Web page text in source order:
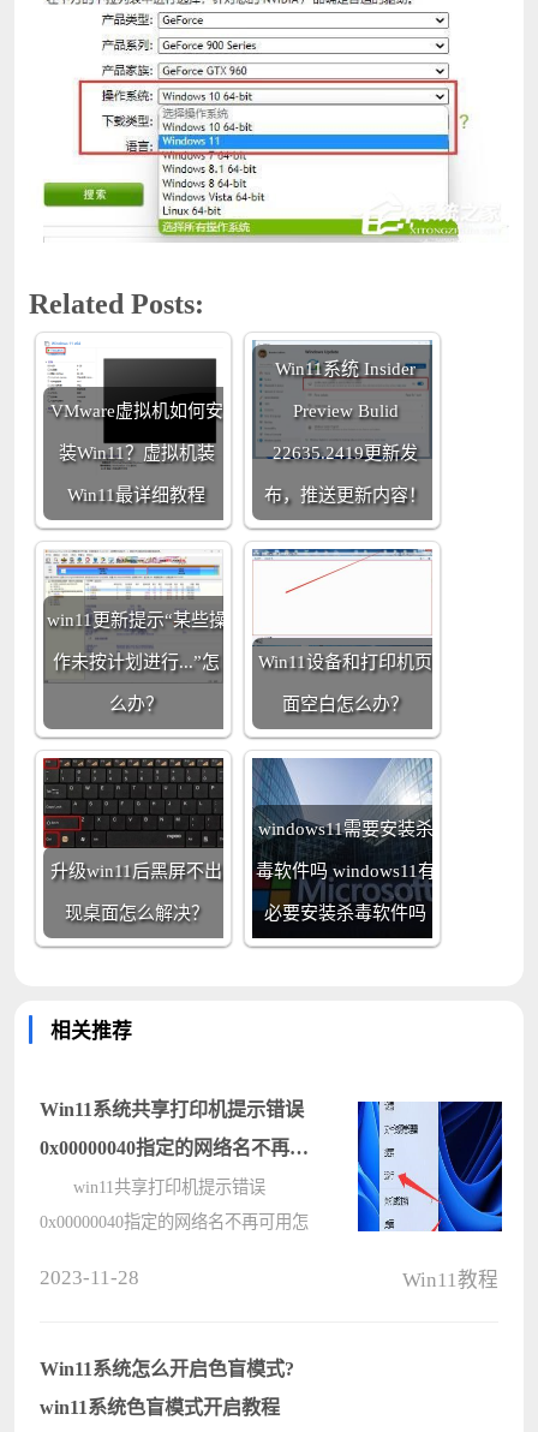
Related Posts:
VMware虚拟机如何安
装Win11？虚拟机装
Win11最详细教程
Win11系统 Insider
Preview Bulid
22635.2419更新发
布，推送更新内容！
win11更新提示“某些操
作未按计划进行...”怎
么办？
Win11设备和打印机页
面空白怎么办？
升级win11后黑屏不出
现桌面怎么解决？
windows11需要安装杀
毒软件吗 windows11有
必要安装杀毒软件吗
相关推荐
Win11系统共享打印机提示错误
0x00000040指定的网络名不再可
用怎么办？
win11共享打印机提示错误
0x00000040指定的网络名不再可用怎
出现了共享打印机错误0x00000040指
定的网络????
2023-11-28 Win11教程
Win11系统怎么开启色盲模式?
win11系统色盲模式开启教程